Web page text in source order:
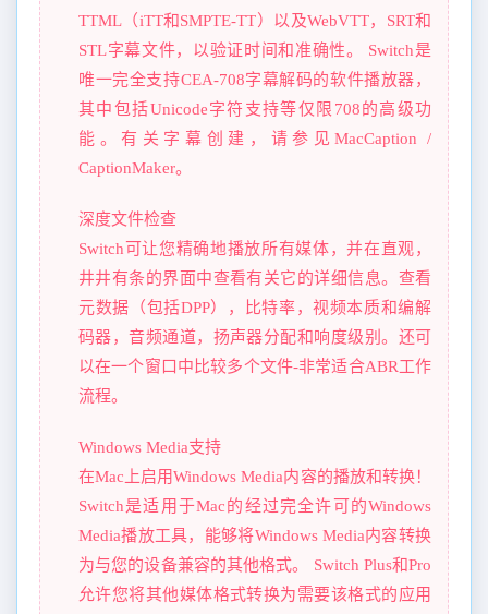
TTML（iTT和SMPTE-TT）以及WebVTT，SRT和
STL字幕文件，以验证时间和准确性。 Switch是
唯一完全支持CEA-708字幕解码的软件播放器，
其中包括Unicode字符支持等仅限708的高级功
能。有关字幕创建，请参见MacCaption /
CaptionMaker。
深度文件检查
Switch可让您精确地播放所有媒体，并在直观，
井井有条的界面中查看有关它的详细信息。查看
元数据（包括DPP），比特率，视频本质和编解
码器，音频通道，扬声器分配和响度级别。还可
以在一个窗口中比较多个文件-非常适合ABR工作
流程。
Windows Media支持
在Mac上启用Windows Media内容的播放和转换！
Switch是适用于Mac的经过完全许可的Windows
Media播放工具，能够将Windows Media内容转换
为与您的设备兼容的其他格式。 Switch Plus和Pro
允许您将其他媒体格式转换为需要该格式的应用